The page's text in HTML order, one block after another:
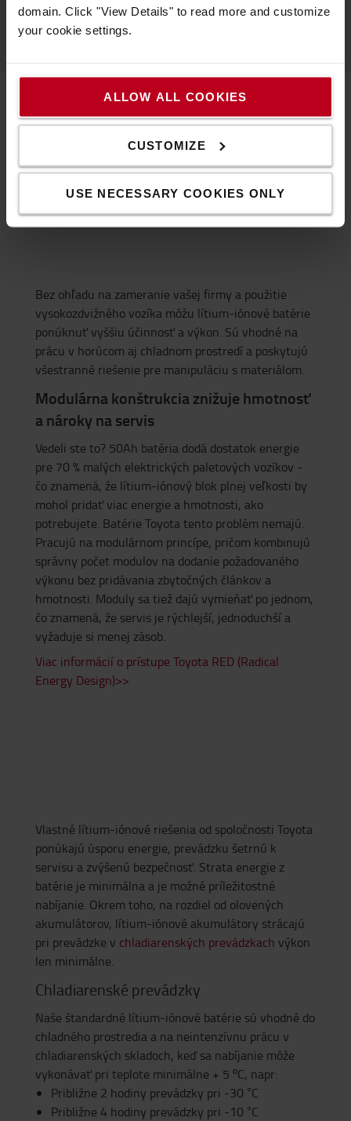
domain. Click "View Details" to read more and customize
your cookie settings.
ALLOW ALL COOKIES
CUSTOMIZE
USE NECESSARY COOKIES ONLY
Adaptabilita
Bez ohľadu na zameranie vašej firmy a použitie
vysokozdvižného vozíka môžu lítium-iónové batérie
ponúknuť vyššiu účinnosť a výkon. Sú vhodné na
prácu v horúcom aj chladnom prostredí a poskytujú
všestranné riešenie pre manipuláciu s materiálom.
Modulárna konštrukcia znižuje hmotnosť
a nároky na servis
Vedeli ste to? 50Ah batéria dodá dostatok energie
pre 70 % malých elektrických paletových vozíkov -
čo znamená, že lítium-iónový blok plnej veľkosti by
mohol pridať viac energie a hmotnosti, ako
potrebujete. Batérie Toyota tento problém nemajú.
Pracujú na modulárnom princípe, pričom kombinujú
správny počet modulov na dodanie požadovaného
výkonu bez pridávania zbytočných článkov a
hmotnosti. Moduly sa tiež dajú vymieňať po jednom,
čo znamená, že servis je rýchlejší, jednoduchší a
vyžaduje si menej zásob.
Viac informácií o prístupe Toyota RED (Radical
Energy Design)>>
Vlastné lítium-iónové riešenia od spoločnosti Toyota
ponúkajú úsporu energie, prevádzku šetrnú k
servisu a zvýšenú bezpečnosť. Strata energie z
batérie je minimálna a je možné príležitostné
nabíjanie. Okrem toho, na rozdiel od olovených
akumulátorov, lítium-iónové akumulátory strácajú
pri prevádzke v chladiarenských prevádzkach výkon
len minimálne.
Chladiarenské prevádzky
Naše štandardné lítium-iónové batérie sú vhodné do
chladného prostredia a na neintenzívnu prácu v
chladiarenských skladoch, keď sa nabíjanie môže
vykonávať pri teplote minimálne + 5 ºC, napr:
Približne 2 hodiny prevádzky pri -30 °C
Približne 4 hodiny prevádzky pri -10 °C